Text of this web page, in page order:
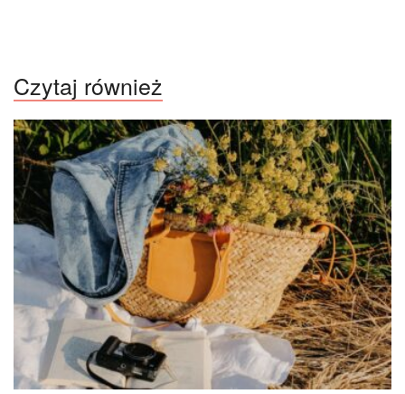
Czytaj również